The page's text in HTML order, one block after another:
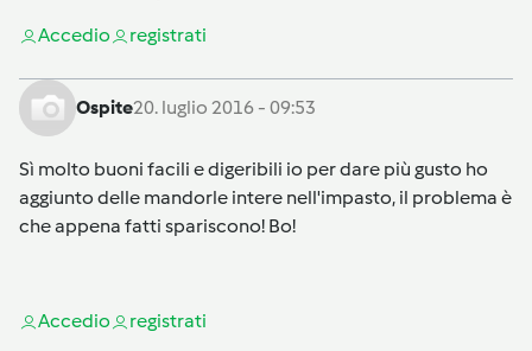
Accedio registrati
Ospite20. luglio 2016 - 09:53
Sì molto buoni facili e digeribili io per dare più gusto ho
aggiunto delle mandorle intere nell'impasto, il problema è
che appena fatti spariscono! Bo!
Accedio registrati